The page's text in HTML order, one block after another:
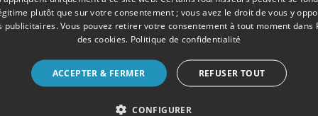
plutôt que sur votre consentement ; vous avez le droit de vous y
publicitaires. Vous pouvez retirer votre consentement à tout moment dans
des cookies. Politique de confidentialité
ACCEPTER & FERMER REFUSER TOUT
CONFIGURER